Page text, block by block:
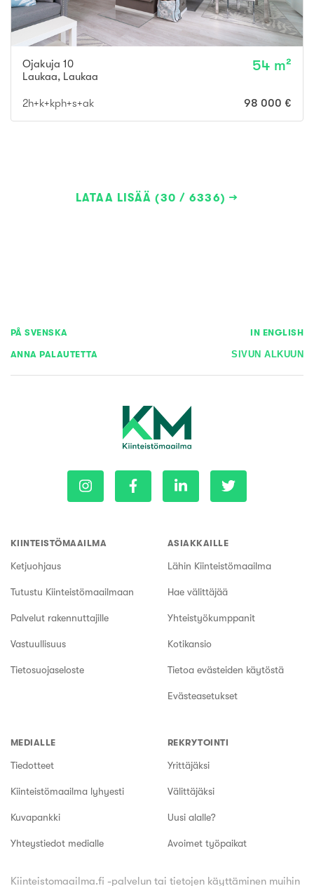
Ojakuja 10
Laukaa, Laukaa
54 m²
2h+k+kph+s+ak 98 000 €
LATAA LISÄÄ (30 / 6336)
PÅ SVENSKA IN ENGLISH
ANNA PALAUTETTA SIVUN ALKUUN
KIINTEISTÖMAAILMA
Ketjuohjaus
Tutustu Kiinteistömaailmaan
Palvelut rakennuttajille
Vastuullisuus
Tietosuojaseloste
ASIAKKAILLE
Lähin Kiinteistömaailma
Hae välittäjää
Yhteistyökumppanit
Kotikansio
Tietoa evästeiden käytöstä
Evästeasetukset
MEDIALLE
Tiedotteet
Kiinteistömaailma lyhyesti
Kuvapankki
Yhteystiedot medialle
REKRYTOINTI
Yrittäjäksi
Välittäjäksi
Uusi alalle?
Avoimet työpaikat
Kiinteistomaailma.fi -palvelun tai tietojen käyttäminen muihin